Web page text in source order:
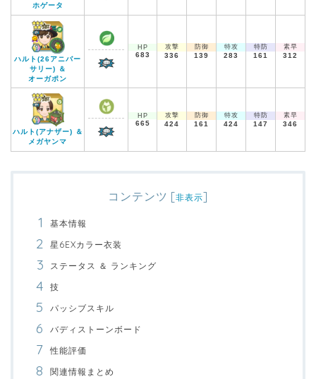
ホゲータ
ハルト(26アニバー
サリー) ＆
オーガポン
HP
683
攻撃
336
防御
139
特攻
283
特防
161
素早
312
ハルト(アナザー) ＆
メガヤンマ
HP
665
攻撃
424
防御
161
特攻
424
特防
147
素早
346
コンテンツ [非表示]
基本情報
星6EXカラー衣装
ステータス ＆ ランキング
技
パッシブスキル
バディストーンボード
性能評価
関連情報まとめ